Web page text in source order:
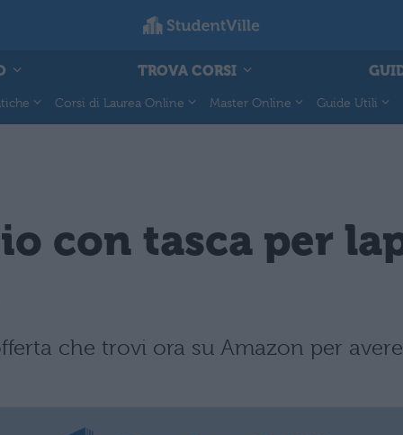
TROVA CORSI
Corsi di Laurea Online Master Online Guide Utili
con tasca per
che trovi ora su Amazon per